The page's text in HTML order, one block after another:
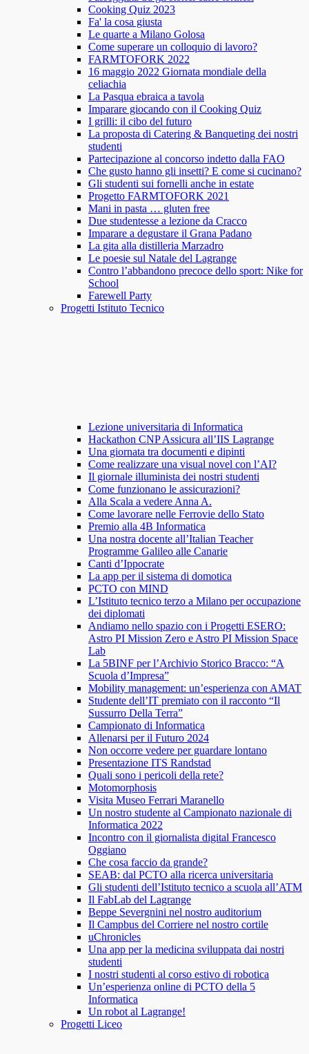
Cooking Quiz 2023
Fa' la cosa giusta
Le quarte a Milano Golosa
Come superare un colloquio di lavoro?
FARMTOFORK 2022
16 maggio 2022 Giornata mondiale della
celiachia
La Pasqua ebraica a tavola
Imparare giocando con il Cooking Quiz
I grilli: il cibo del futuro
La proposta di Catering & Banqueting dei nostri
studenti
Partecipazione al concorso indetto dalla FAO
Che gusto hanno gli insetti? E come si cucinano?
Gli studenti sui fornelli anche in estate
Progetto FARMTOFORK 2021
Mani in pasta … gluten free
Due studentesse a lezione da Cracco
Imparare a degustare il Grana Padano
La gita alla distilleria Marzadro
Le poesie sul Natale del Lagrange
Contro l’abbandono precoce dello sport: Nike for
School
Farewell Party
Progetti Istituto Tecnico
Lezione universitaria di Informatica
Hackathon CNP Assicura all’IIS Lagrange
Una giornata tra documenti e dipinti
Come realizzare una visual novel con l’AI?
Il giornale illuminista dei nostri studenti
Come funzionano le assicurazioni?
Alla Scala a vedere Anna A.
Come lavorare nelle Ferrovie dello Stato
Premio alla 4B Informatica
Una nostra docente all’Italian Teacher
Programme Galileo alle Canarie
Canti d’Ippocrate
La app per il sistema di domotica
PCTO con MIND
L’Istituto tecnico terzo a Milano per occupazione
dei diplomati
Andiamo nello spazio con i Progetti ESERO:
Astro PI Mission Zero e Astro PI Mission Space
Lab
La 5BINF per l’Archivio Storico Bracco: “A
Scuola d’Impresa”
Mobility management: un’esperienza con AMAT
Studente dell’IT premiato con il racconto “Il
Sussurro Della Terra”
Campionato di Informatica
Allenarsi per il Futuro 2024
Non occorre vedere per guardare lontano
Presentazione ITS Randstad
Quali sono i pericoli della rete?
Motomorphosis
Visita Museo Ferrari Maranello
Un nostro studente al Campionato nazionale di
Informatica 2022
Incontro con il giornalista digital Francesco
Oggiano
Che cosa faccio da grande?
SEAB: dal PCTO alla ricerca universitaria
Gli studenti dell’Istituto tecnico a scuola all’ATM
Il FabLab del Lagrange
Beppe Severgnini nel nostro auditorium
Il Campbus del Corriere nel nostro cortile
uChronicles
Una app per la medicina sviluppata dai nostri
studenti
I nostri studenti al corso estivo di robotica
Un’esperienza online di PCTO della 5
Informatica
Un robot al Lagrange!
Progetti Liceo